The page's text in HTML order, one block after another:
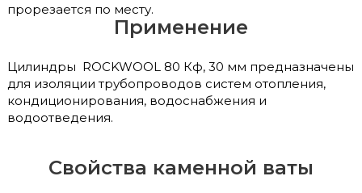
прорезается по месту.
Применение
Цилиндры ROCKWOOL 80 Кф, 30 мм предназначены
для изоляции трубопроводов систем отопления,
кондиционирования, водоснабжения и
водоотведения.
Свойства каменной ваты